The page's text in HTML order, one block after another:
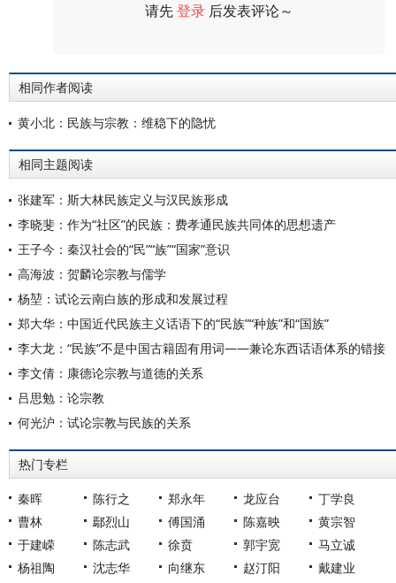
请先登录 后发表评论～
相同作者阅读
黄小北：民族与宗教：维稳下的隐忧
相同主题阅读
张建军：斯大林民族定义与汉民族形成
李晓斐：作为“社区”的民族：费孝通民族共同体的思想遗产
王子今：秦汉社会的“民”“族”“国家”意识
高海波：贺麟论宗教与儒学
杨堃：试论云南白族的形成和发展过程
郑大华：中国近代民族主义话语下的“民族”“种族”和“国族”
李大龙：“民族”不是中国古籍固有用词——兼论东西话语体系的错接
李文倩：康德论宗教与道德的关系
吕思勉：论宗教
何光沪：试论宗教与民族的关系
热门专栏
秦晖 陈行之 郑永年 龙应台
丁学良
曹林
鄢烈山 傅国涌 陈嘉映
黄宗智
于建嵘
陈志武 徐贲 郭宇宽
马立诚
杨祖陶
沈志华 向继东 赵汀阳
戴建业